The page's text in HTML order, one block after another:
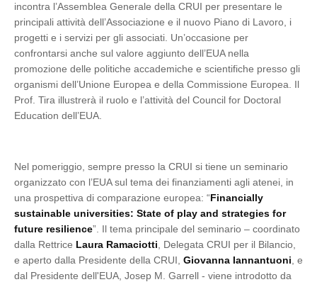
incontra l’Assemblea Generale della CRUI per presentare le
principali attività dell’Associazione e il nuovo Piano di Lavoro, i
progetti e i servizi per gli associati. Un’occasione per
confrontarsi anche sul valore aggiunto dell’EUA nella
promozione delle politiche accademiche e scientifiche presso gli
organismi dell’Unione Europea e della Commissione Europea. Il
Prof. Tira illustrerà il ruolo e l’attività del Council for Doctoral
Education dell’EUA.
Nel pomeriggio, sempre presso la CRUI si tiene un seminario
organizzato con l’EUA sul tema dei finanziamenti agli atenei, in
una prospettiva di comparazione europea: “Financially
sustainable universities: State of play and strategies for
future resilience”. Il tema principale del seminario – coordinato
dalla Rettrice Laura Ramaciotti , Delegata CRUI per il Bilancio,
e aperto dalla Presidente della CRUI, Giovanna Iannantuoni , e
dal Presidente dell'EUA, Josep M. Garrell - viene introdotto da